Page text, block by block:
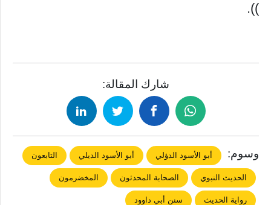
)).
شارك المقالة:
وسوم: أبو الأسود الدؤلي أبو الأسود الديلي التابعون
الحديث النبوي الصحابة المحدثون المخضرمون
رواية الحديث سنن أبي داوود